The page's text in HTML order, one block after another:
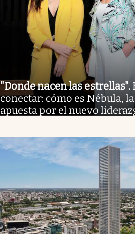
"Donde nacen las estrellas".
conectar: cómo es Nébula,
apuesta por el nuevo